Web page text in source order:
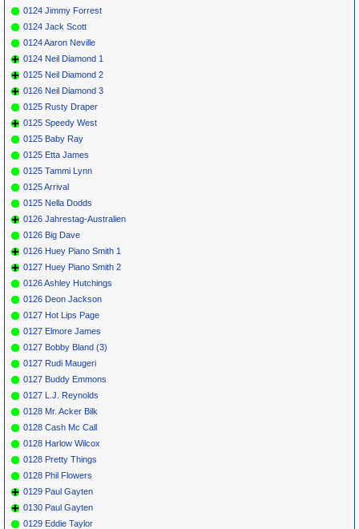
0124 Jimmy Forrest
0124 Jack Scott
0124 Aaron Neville
0124 Neil Diamond 1
0125 Neil Diamond 2
0126 Neil Diamond 3
0125 Rusty Draper
0125 Speedy West
0125 Baby Ray
0125 Etta James
0125 Tammi Lynn
0125 Arrival
0125 Nella Dodds
0126 Jahrestag-Australien
0126 Big Dave
0126 Huey Piano Smith 1
0127 Huey Piano Smith 2
0126 Ashley Hutchings
0126 Deon Jackson
0127 Hot Lips Page
0127 Elmore James
0127 Bobby Bland (3)
0127 Rudi Maugeri
0127 Buddy Emmons
0127 L.J. Reynolds
0128 Mr. Acker Bilk
0128 Cash Mc Call
0128 Harlow Wilcox
0128 Pretty Things
0128 Phil Flowers
0129 Paul Gayten
0130 Paul Gayten
0129 Eddie Taylor